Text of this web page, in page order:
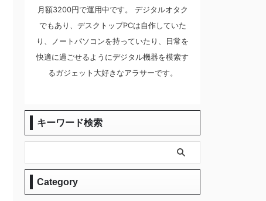
月額3200円で運用中です。 デジタルオタク
でもあり、デスクトップPCは自作していた
り、ノートパソコンを持っていたり、日常を
快適に過ごせるようにデジタル機器を模索す
るガジェット大好きなアラサーです。
キーワード検索
Category